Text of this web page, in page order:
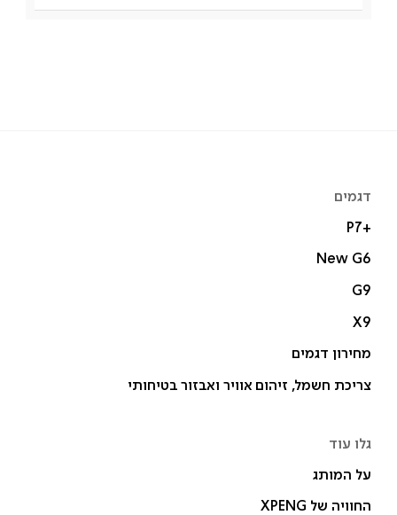
דגמים
P7+‎
New G6
G9
X9
מחירון דגמים
צריכת חשמל, זיהום אוויר ואבזור בטיחותי
גלו עוד
על המותג
החוויה של XPENG